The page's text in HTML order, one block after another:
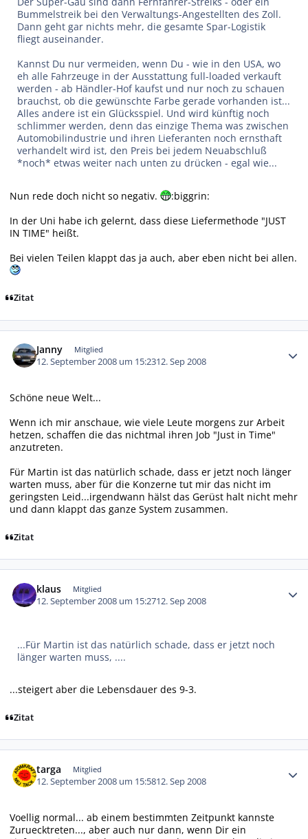
Bummelstreik bei den Verwaltungs-Angestellten des Zoll.
Dann geht gar nichts mehr, die gesamte Spar-Logistik
fliegt auseinander.
Kannst Du nur vermeiden, wenn Du - wie in den USA, wo
eh alle Fahrzeuge in der Ausstattung full-loaded verkauft
werden - ab Händler-Hof kaufst und nur noch zu schauen
brauchst, ob die gewünschte Farbe gerade vorhanden ist...
Alles andere ist ein Glücksspiel. Und wird künftig noch
schlimmer werden, denn das einzige Thema was zwischen
Automobilindustrie und ihren Lieferanten noch ernsthaft
verhandelt wird ist, den Preis bei jedem Neuabschluß
*noch* etwas weiter nach unten zu drücken - egal wie...
Nun rede doch nicht so negativ.
:biggrin:
In der Uni habe ich gelernt, dass diese Liefermethode "JUST
IN TIME" heißt.
Bei vielen Teilen klappt das ja auch, aber eben nicht bei allen.
Zitat
Janny Mitglied
12. September 2008 um 15:2312. Sep 2008
Schöne neue Welt...
Wenn ich mir anschaue, wie viele Leute morgens zur Arbeit
hetzen, schaffen die das nichtmal ihren Job "Just in Time"
anzutreten.
Für Martin ist das natürlich schade, dass er jetzt noch länger
warten muss, aber für die Konzerne tut mir das nicht im
geringsten Leid...irgendwann hälst das Gerüst halt nicht mehr
und dann klappt das ganze System zusammen.
Zitat
klaus Mitglied
12. September 2008 um 15:2712. Sep 2008
...Für Martin ist das natürlich schade, dass er jetzt noch
länger warten muss, ....
...steigert aber die Lebensdauer des 9-3.
Zitat
targa Mitglied
12. September 2008 um 15:5812. Sep 2008
Voellig normal... ab einem bestimmten Zeitpunkt kannste
Zuruecktreten..., aber auch nur dann, wenn Dir ein